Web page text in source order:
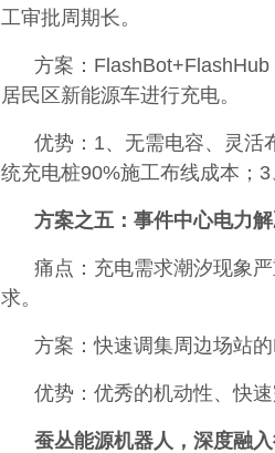
工审批周期长。
方案：
居民区新能源车进行充电。
优势：1、无需电容、灵活
统充电桩90%施工布线成本；3
方案之五：事件中心电力
痛点：充电需求潮汐现象
求。
方案：快速调集周边场站的
优势：优秀的机动性、快速
蚕丛能源机器人，深度融